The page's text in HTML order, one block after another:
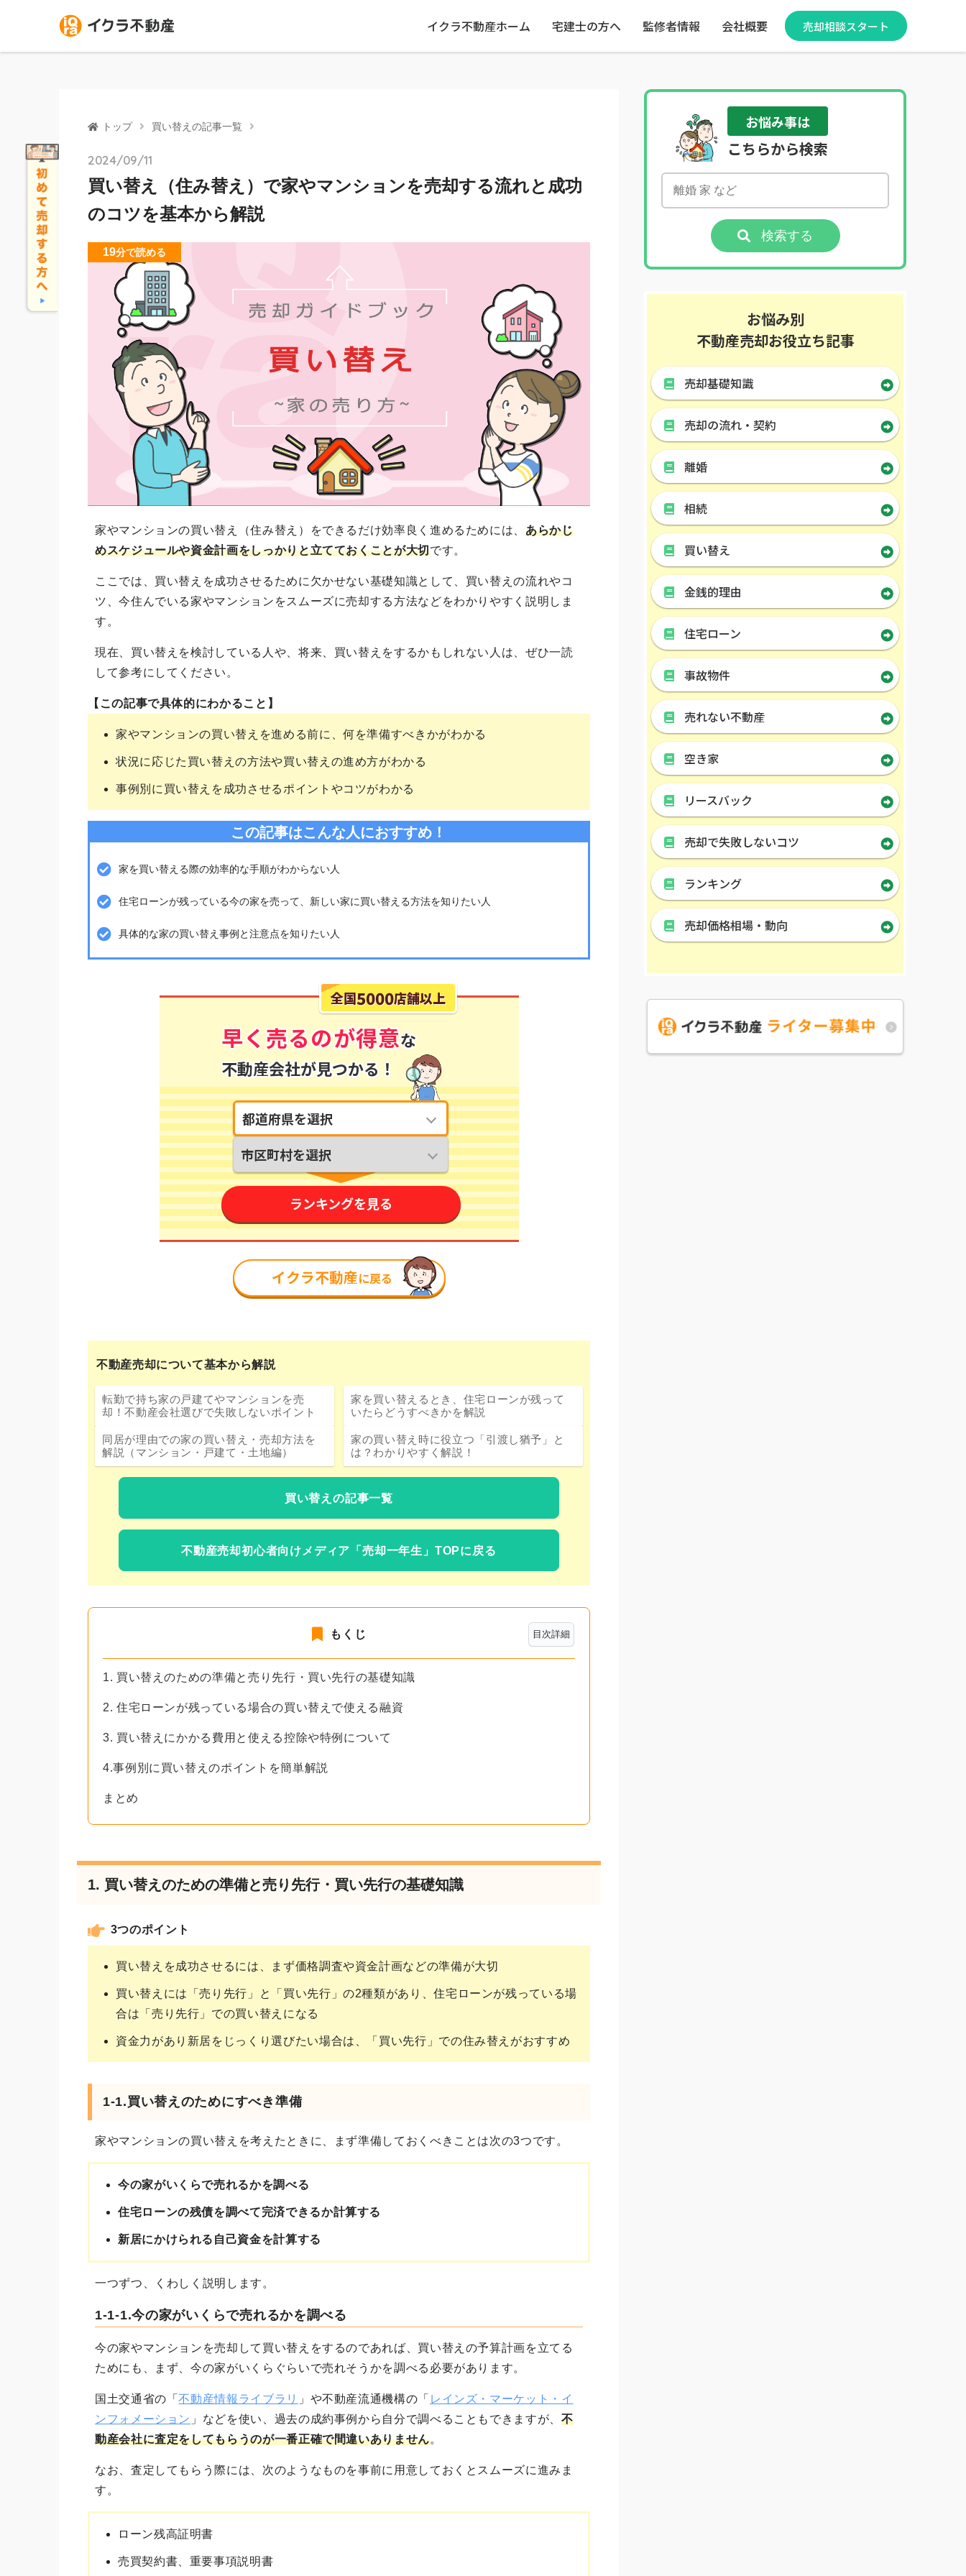
イクラ不動産ホーム 宅建士の方へ 監修者情報 会社概要 売却相談スタート
トップ 買い替えの記事一覧
2024/09/11
買い替え（住み替え）で家やマンションを売却する流れと成功
のコツを基本から解説
19分で読める
家やマンションの買い替え（住み替え）をできるだけ効率良く進めるためには、あらかじ
めスケジュールや資金計画をしっかりと立てておくことが大切です。
ここでは、買い替えを成功させるために欠かせない基礎知識として、買い替えの流れやコ
ツ、今住んでいる家やマンションをスムーズに売却する方法などをわかりやすく説明しま
す。
現在、買い替えを検討している人や、将来、買い替えをするかもしれない人は、ぜひ一読
して参考にしてください。
【この記事で具体的にわかること】
家やマンションの買い替えを進める前に、何を準備すべきかがわかる
状況に応じた買い替えの方法や買い替えの進め方がわかる
事例別に買い替えを成功させるポイントやコツがわかる
この記事はこんな人におすすめ！
家を買い替える際の効率的な手順がわからない人
住宅ローンが残っている今の家を売って、新しい家に買い替える方法を知りたい人
具体的な家の買い替え事例と注意点を知りたい人
不動産売却について基本から解説
転勤で持ち家の戸建てやマンションを売
却！不動産会社選びで失敗しないポイント
家を買い替えるとき、住宅ローンが残って
いたらどうすべきかを解説
同居が理由での家の買い替え・売却方法を
解説（マンション・戸建て・土地編）
家の買い替え時に役立つ「引渡し猶予」と
は？わかりやすく解説！
買い替えの記事一覧
不動産売却初心者向けメディア 「売却一年生」TOPに戻る
目次詳細
もくじ
1. 買い替えのための準備と売り先行・買い先行の基礎知識
2. 住宅ローンが残っている場合の買い替えで使える融資
3. 買い替えにかかる費用と使える控除や特例について
4.事例別に買い替えのポイントを簡単解説
まとめ
1. 買い替えのための準備と売り先行・買い先行の基礎知識
3つのポイント
買い替えを成功させるには、まず価格調査や資金計画などの準備が大切
買い替えには「売り先行」と「買い先行」の2種類があり、住宅ローンが残っている場
合は「売り先行」での買い替えになる
資金力があり新居をじっくり選びたい場合は、「買い先行」での住み替えがおすすめ
1-1.買い替えのためにすべき準備
家やマンションの買い替えを考えたときに、まず準備しておくべきことは次の3つです。
今の家がいくらで売れるかを調べる
住宅ローンの残債を調べて完済できるか計算する
新居にかけられる自己資金を計算する
一つずつ、くわしく説明します。
1-1-1.今の家がいくらで売れるかを調べる
今の家やマンションを売却して買い替えをするのであれば、買い替えの予算計画を立てる
ためにも、まず、今の家がいくらぐらいで売れそうかを調べる必要があります。
国土交通省の「不動産情報ライブラリ 」や不動産流通機構の「 レインズ・マーケット・イ
ンフォメーション 」などを使い、過去の成約事例から自分で調べることもできますが、 不
動産会社に査定をしてもらうのが一番正確で間違いありません。
なお、査定してもらう際には、次のようなものを事前に用意しておくとスムーズに進みま
す。
ローン残高証明書
売買契約書、重要事項説明書
お悩み事は
こちらから検索
検索する
お悩み別
不動産売却お役立ち記事
売却基礎知識
売却の流れ・契約
離婚
相続
買い替え
金銭的理由
住宅ローン
事故物件
売れない不動産
空き家
リースバック
売却で失敗しないコツ
ランキング
売却価格相場・動向